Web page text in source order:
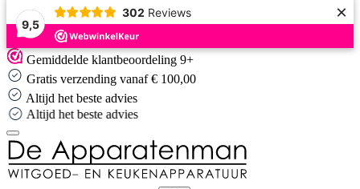
9,5
302 Reviews ×
Skip
to
content
Gemiddelde klantbeoordeling 9+
Gratis verzending vanaf € 100,00
Altijd het beste advies
Altijd het beste advies